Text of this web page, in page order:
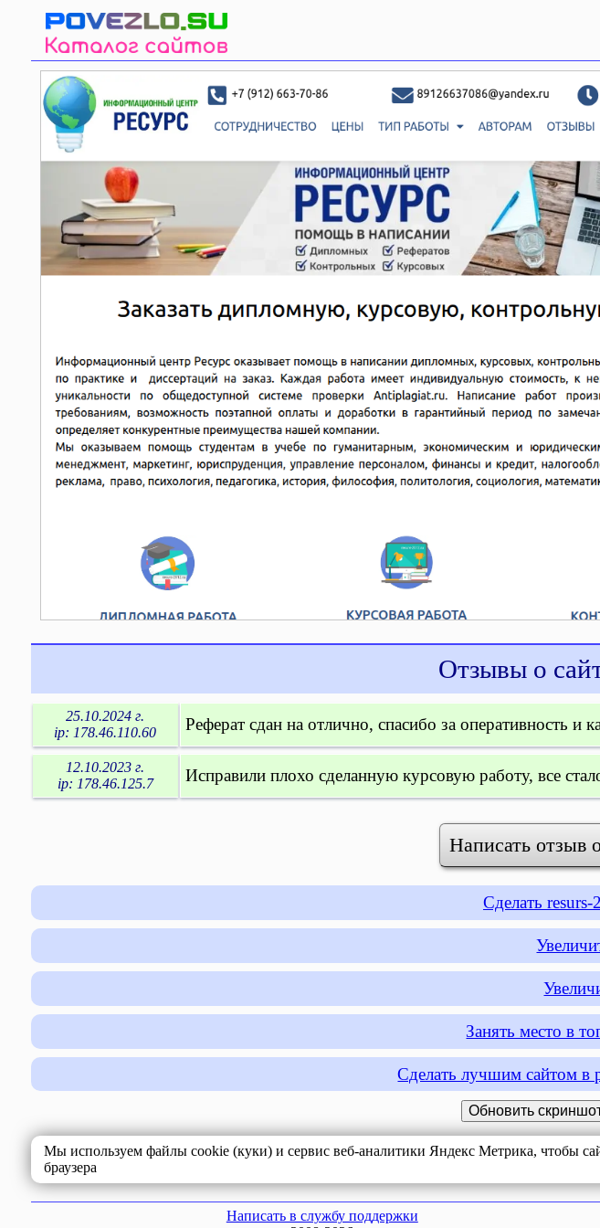
Отзывы о
25.10.2024 г.
ip: 178.46.110.60
Реферат сдан на отлично, спасибо за оперативность и
12.10.2023 г.
ip: 178.46.125.7
Исправили плохо сделанную курсовую работу, все
Написать отзыв
Сделать resurs-
Занять место в
Сделать лучшим сайтом в
Мы используем файлы cookie (куки) и сервис веб-аналитики Яндекс Метрика, чтобы
браузера
Написать в службу поддержки